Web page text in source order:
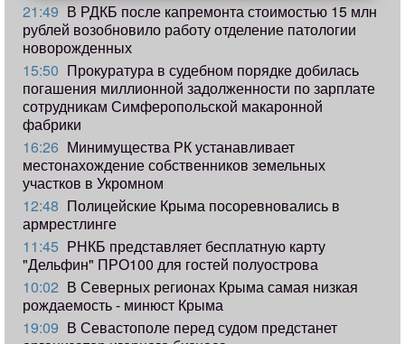
21:49 В РДКБ после капремонта стоимостью 15 млн
рублей возобновило работу отделение патологии
новорожденных
15:50 Прокуратура в судебном порядке добилась
погашения миллионной задолженности по зарплате
сотрудникам Симферопольской макаронной
фабрики
16:26 Минимущества РК устанавливает
местонахождение собственников земельных
участков в Укромном
12:48 Полицейские Крыма посоревновались в
армрестлинге
11:45 РНКБ представляет бесплатную карту
"Дельфин" ПРО100 для гостей полуострова
10:02 В Северных регионах Крыма самая низкая
рождаемость - минюст Крыма
19:09 В Севастополе перед судом предстанет